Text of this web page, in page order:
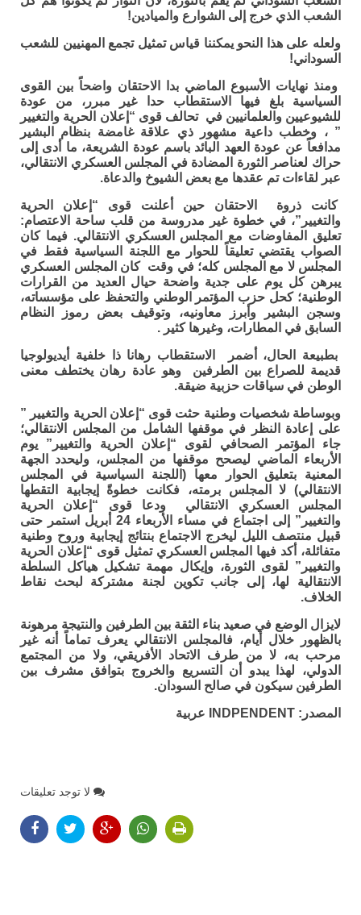
الشعب الذي خرج إلى الشوارع والميادين!
ولعله على هذا النحو يمكننا قياس تمثيل تجمع المهنيين للشعب
السوداني!
ومنذ نهايات الأسبوع الماضي بدا الاحتقان واضحاً بين القوى
السياسية بلغ فيها الاستقطاب حدا غير مبرر، من عودة
للشيوعيين والعلمانيين في تحالف قوى “إعلان الحرية والتغيير
” ، وخطب داعية مشهور ذي علاقة غامضة بنظام البشير
مدافعاً عن عودة العهد البائد باسم عودة الشريعة، ما أدى إلى
حراك لعناصر الثورة المضادة في المجلس العسكري الانتقالي،
عبر لقاءات تم عقدها مع بعض الشيوخ والدعاة.
كانت ذروة الاحتقان حين أعلنت قوى “إعلان الحرية
والتغيير”، في خطوة غير مدروسة من قلب ساحة الاعتصام:
تعليق المفاوضات مع المجلس العسكري الانتقالي. فيما كان
الصواب يقتضي تعليقاً للحوار مع اللجنة السياسية فقط في
المجلس لا مع المجلس كله؛ في وقت كان المجلس العسكري
يبرهن كل يوم على جدية واضحة حيال العديد من القرارات
الوطنية؛ كحل حزب المؤتمر الوطني والتحفظ على مؤسساته،
وسجن البشير وأبرز معاونيه، وتوقيف بعض رموز النظام
السابق في المطارات، وغيرها كثير .
بطبيعة الحال، أضمر الاستقطاب رهانا ذا خلفية أيديولوجيا
قديمة للصراع بين الطرفين وهو عادة رهان يختطف معنى
الوطن في سياقات حزبية ضيقة.
وبوساطة شخصيات وطنية حثت قوى “إعلان الحرية والتغيير ”
على إعادة النظر في موقفها الشامل من المجلس الانتقالي؛
جاء المؤتمر الصحافي لقوى “إعلان الحرية والتغيير” يوم
الأربعاء الماضي ليصحح موقفها من المجلس، وليحدد الجهة
المعنية بتعليق الحوار معها (اللجنة السياسية في المجلس
الانتقالي) لا المجلس برمته، فكانت خطوةً إيجابية التقطها
المجلس العسكري الانتقالي ودعا قوى “إعلان الحرية
والتغيير” إلى اجتماع في مساء الأربعاء 24 أبريل استمر حتى
قبيل منتصف الليل ليخرج الاجتماع بنتائج إيجابية وروح وطنية
متفائلة، أكد فيها المجلس العسكري تمثيل قوى “إعلان الحرية
والتغيير” لقوى الثورة، وإيكال مهمة تشكيل هياكل السلطة
الانتقالية لها، إلى جانب تكوين لجنة مشتركة لبحث نقاط
الخلاف.
لايزال الوضع في صعيد بناء الثقة بين الطرفين والنتيجة مرهونة
بالظهور خلال أيام، فالمجلس الانتقالي يعرف تماماً أنه غير
مرحب به، لا من طرف الاتحاد الأفريقي، ولا من المجتمع
الدولي، لهذا يبدو أن التسريع والخروج بتوافق مشرف بين
الطرفين سيكون في صالح السودان.
المصدر: INDPENDENT عربية
لا توجد تعليقات